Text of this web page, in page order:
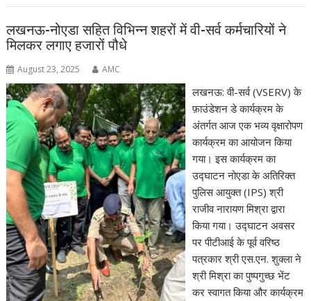
लखनऊ-नोएडा सहित विभिन्न शहरों में वी-सर्व कर्मचारियों ने
मिलकर लगाए हजारों पौधे
August 23, 2025 AMC
लखनऊ: वी-सर्व (VSERV) के
फ़ाउंडेशन डे कार्यक्रम के
अंतर्गत आज एक भव्य वृक्षारोपण
कार्यक्रम का आयोजन किया
गया। इस कार्यक्रम का
उद्घाटन नोएडा के अतिरिक्त
पुलिस आयुक्त (IPS) श्री
राजीव नारायण मिश्रा द्वारा
किया गया। उद्घाटन अवसर
पर पीटीआई के पूर्व वरिष्ठ
पत्रकार श्री एस.एन. शुक्ला ने
श्री मिश्रा का पुष्पगुच्छ भेंट
कर स्वागत किया और कार्यक्रम